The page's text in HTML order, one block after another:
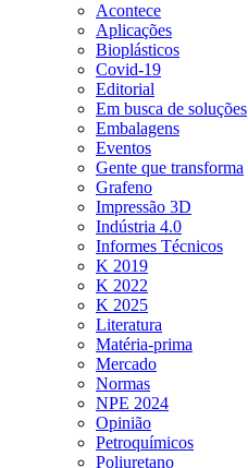
Acontece
Aplicações
Bioplásticos
Covid-19
Editorial
Em busca de soluções
Embalagens
Eventos
Gente que transforma
Grafeno
Impressão 3D
Indústria 4.0
Informes Técnicos
K 2019
K 2022
K 2025
Literatura
Matéria-prima
Mercado
Normas
NPE 2024
Opinião
Petroquímicos
Poliuretano